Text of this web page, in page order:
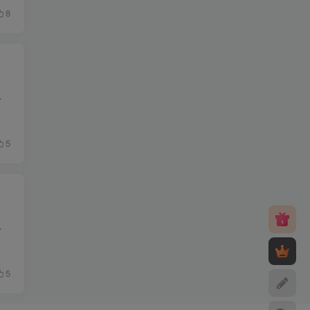
8
，方便审核和管理...
5
调。我们对后台的...
5